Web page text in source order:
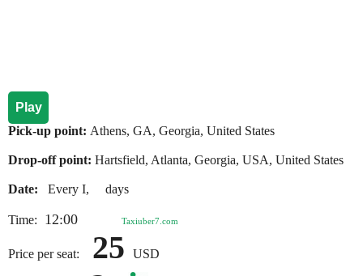
Play
Pick-up point: Athens, GA, Georgia, United States
Drop-off point: Hartsfield, Atlanta, Georgia, USA, United States
Date: Every I, days
Time: 12:00 Taxiuber7.com
Price per seat: 25 USD